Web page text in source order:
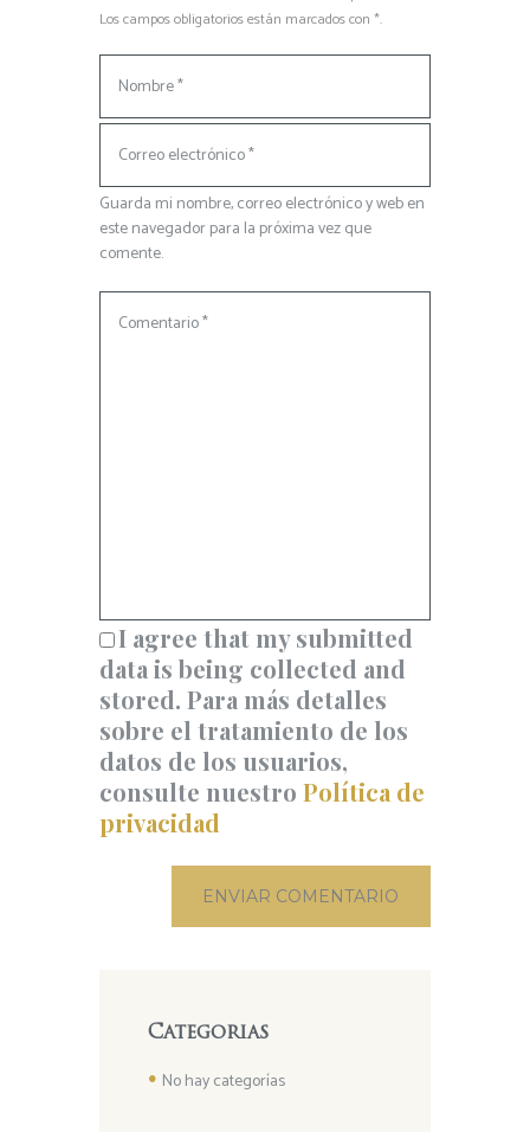
Los campos obligatorios están marcados con *.
Guarda mi nombre, correo electrónico y web en
este navegador para la próxima vez que
comente.
I agree that my submitted
data is being collected and
stored. Para más detalles
sobre el tratamiento de los
datos de los usuarios,
consulte nuestro Política de
privacidad
Categorias
No hay categorías